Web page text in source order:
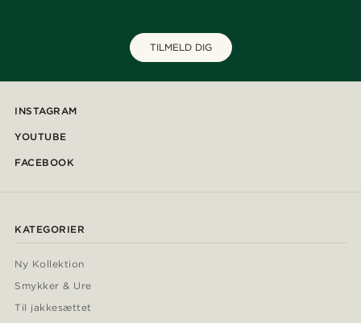
TILMELD DIG
INSTAGRAM
YOUTUBE
FACEBOOK
KATEGORIER
Ny Kollektion
Smykker & Ure
Til jakkesættet